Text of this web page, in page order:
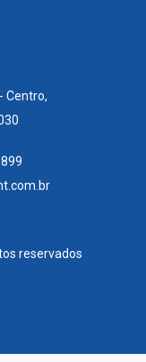
Centro,
reservados